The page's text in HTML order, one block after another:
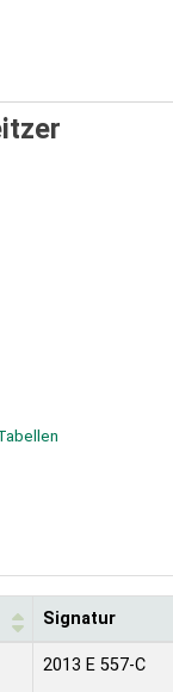
Signatur
2013 E 557-C